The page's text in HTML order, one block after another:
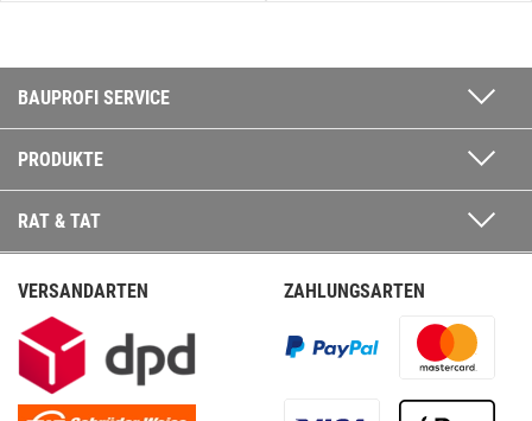
BAUPROFI SERVICE
PRODUKTE
RAT & TAT
VERSANDARTEN ZAHLUNGSARTEN